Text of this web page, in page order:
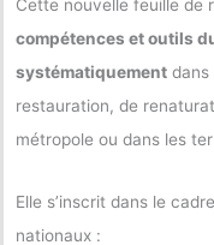
Cette nouvelle feuille de
compétences et outils
systématiquement dans
restauration, de
métropole ou dans les
Elle s’inscrit dans le
nationaux :